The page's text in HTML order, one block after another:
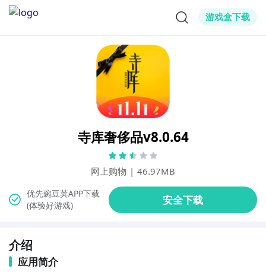
游戏盒下载
寺库奢侈品v8.0.64
网上购物 | 46.97MB
(体验好游戏)
介绍
应用简介